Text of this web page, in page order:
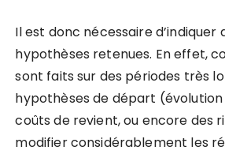
Il est donc nécessaire d’indiquer
hypothèses retenues. En effet,
sont faits sur des périodes très
hypothèses de départ (évolution
coûts de revient, ou encore des
modifier considérablement les